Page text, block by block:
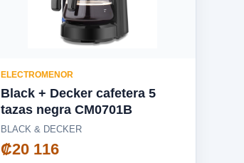
ELECTROMENOR
Black + Decker cafetera 5
tazas negra CM0701B
BLACK & DECKER
₡20 116